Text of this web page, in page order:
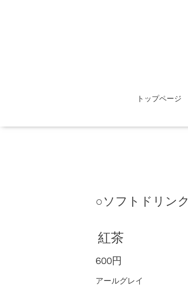
トップページ
○ソフトドリンク
紅茶
600円
アールグレイ